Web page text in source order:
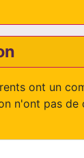
ont un
n'ont pas de